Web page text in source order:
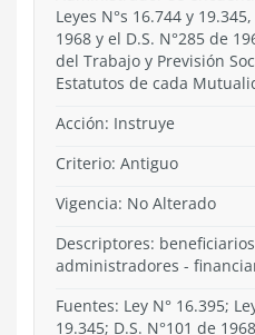
Leyes N°s 16.744 y
1968 y el D.S. N°285 de
del Trabajo y Previsión
Estatutos de cada
Acción: Instruye
Criterio: Antiguo
Vigencia: No Alterado
Descriptores:
administradores -
Fuentes: Ley N° 16.395;
19.345; D.S. N°101 de